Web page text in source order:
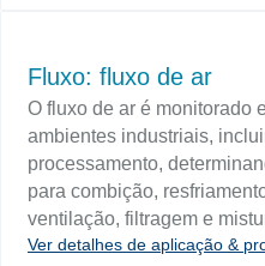
Dependendo da
interruptores de fluxo
fornecem proteção para os
interruptores de estado
nível de proteção da
sensibilidade ao fluxo,
alta redução de velocidade.
Fluxo: fluxo de ar
O fluxo de ar é monitorado
ambientes industriais,
processamento,
para combição,
ventilação, filtragem e
comprimido é essencial
Ver detalhes de aplicação &